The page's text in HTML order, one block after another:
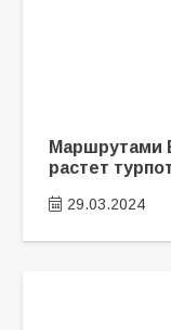
Маршрутами
растет
29.03.2024